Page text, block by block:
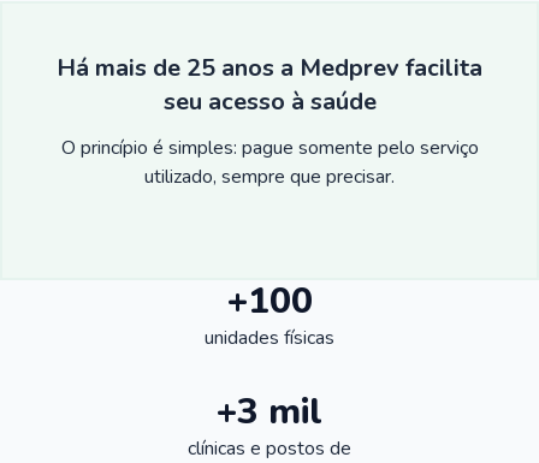
Há mais de 25 anos a Medprev facilita
seu acesso à saúde
O princípio é simples: pague somente pelo serviço
utilizado, sempre que precisar.
+100
unidades físicas
+3 mil
clínicas e postos de